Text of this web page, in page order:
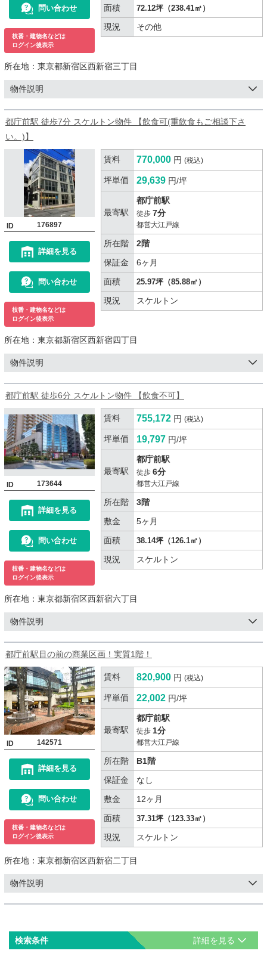
問い合わせ
枝番・建物名などは
ログイン後表示
面積
72.12坪（238.41㎡）
現況 その他
所在地： 東京都新宿区西新宿三丁目
物件説明
都庁前駅 徒歩7分 スケルトン物件 【飲食可(重飲食もご相談下さ
い。)】
ID 176897
詳細を見る
問い合わせ
枝番・建物名などは
ログイン後表示
賃料 770,000 円 (税込)
坪単価 29,639 円/坪
最寄駅
都庁前駅
徒歩 7分
都営大江戸線
所在階
2階
保証金
6ヶ月
面積
25.97坪（85.88㎡）
現況 スケルトン
所在地： 東京都新宿区西新宿四丁目
物件説明
都庁前駅 徒歩6分 スケルトン物件 【飲食不可】
ID 173644
詳細を見る
問い合わせ
枝番・建物名などは
ログイン後表示
賃料 755,172 円 (税込)
坪単価 19,797 円/坪
最寄駅
都庁前駅
徒歩 6分
都営大江戸線
所在階
3階
敷金
5ヶ月
面積
38.14坪（126.1㎡）
現況 スケルトン
所在地： 東京都新宿区西新宿六丁目
物件説明
都庁前駅目の前の商業区画！実質1階！
ID 142571
詳細を見る
問い合わせ
枝番・建物名などは
ログイン後表示
賃料 820,900 円 (税込)
坪単価 22,002 円/坪
最寄駅
都庁前駅
徒歩 1分
都営大江戸線
所在階
B1階
保証金
なし
敷金
12ヶ月
面積
37.31坪（123.33㎡）
現況 スケルトン
所在地： 東京都新宿区西新宿二丁目
物件説明
検索条件